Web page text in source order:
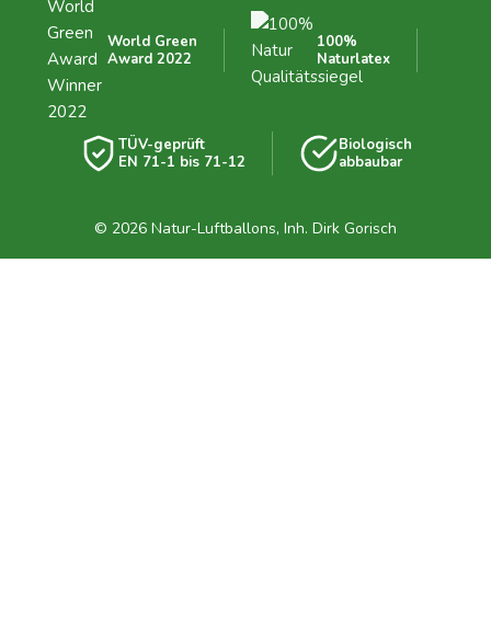
World Green
Award 2022
100%
Naturlatex
TÜV-geprüft
EN 71-1 bis 71-12
Biologisch
abbaubar
© 2026 Natur-Luftballons, Inh. Dirk Gorisch